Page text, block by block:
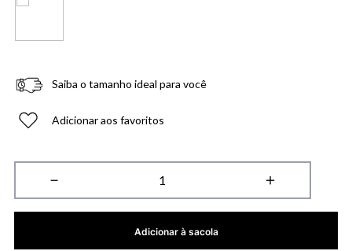
Saiba o tamanho ideal para você
Adicionar aos favoritos
＋
－
Adicionar à sacola